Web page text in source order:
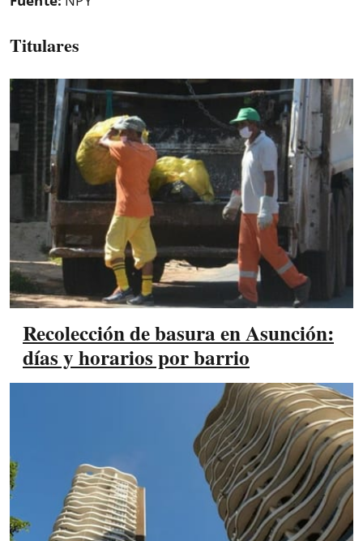
Titulares
Recolección de basura en Asunción:
días y horarios por barrio